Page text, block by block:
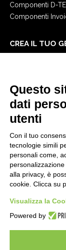
Componenti D-
Componenti
CREA IL TUO
E-Book
Blog
NOTE LEGALI
Informative Privacy
Security Policy
Documentazione
Condizioni
Condizioni di
Condizioni del
Impostazioni
Questo
dati
utenti
Con il tuo
tecnologie simili
personali come,
alla privacy, è
cookie. Clicca su
Visualizza la
Powered by